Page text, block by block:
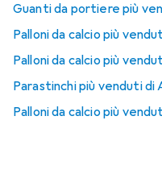
Guanti da portiere più
Palloni da calcio più
Palloni da calcio più
Parastinchi più venduti di
Palloni da calcio più